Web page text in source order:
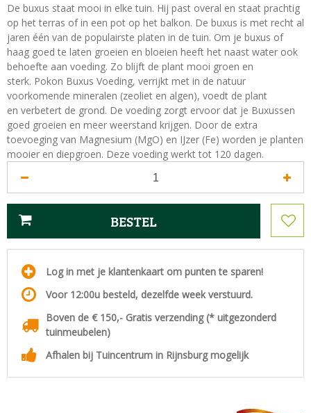
De buxus staat mooi in elke tuin. Hij past overal en staat prachtig
op het terras of in een pot op het balkon. De buxus is met recht al
jaren één van de populairste platen in de tuin. Om je buxus of
haag goed te laten groeien en bloeien heeft het naast water ook
behoefte aan voeding. Zo blijft de plant mooi groen en
sterk. Pokon Buxus Voeding, verrijkt met in de natuur
voorkomende mineralen (zeoliet en algen), voedt de plant
en verbetert de grond. De voeding zorgt ervoor dat je Buxussen
goed groeien en meer weerstand krijgen. Door de extra
toevoeging van Magnesium (MgO) en IJzer (Fe) worden je planten
mooier en diepgroen. Deze voeding werkt tot 120 dagen.
Log in met je klantenkaart om punten te sparen!
Voor 12:00u besteld, dezelfde week verstuurd.
Boven de € 150,- Gratis verzending (* uitgezonderd
tuinmeubelen)
Afhalen bij Tuincentrum in Rijnsburg mogelijk